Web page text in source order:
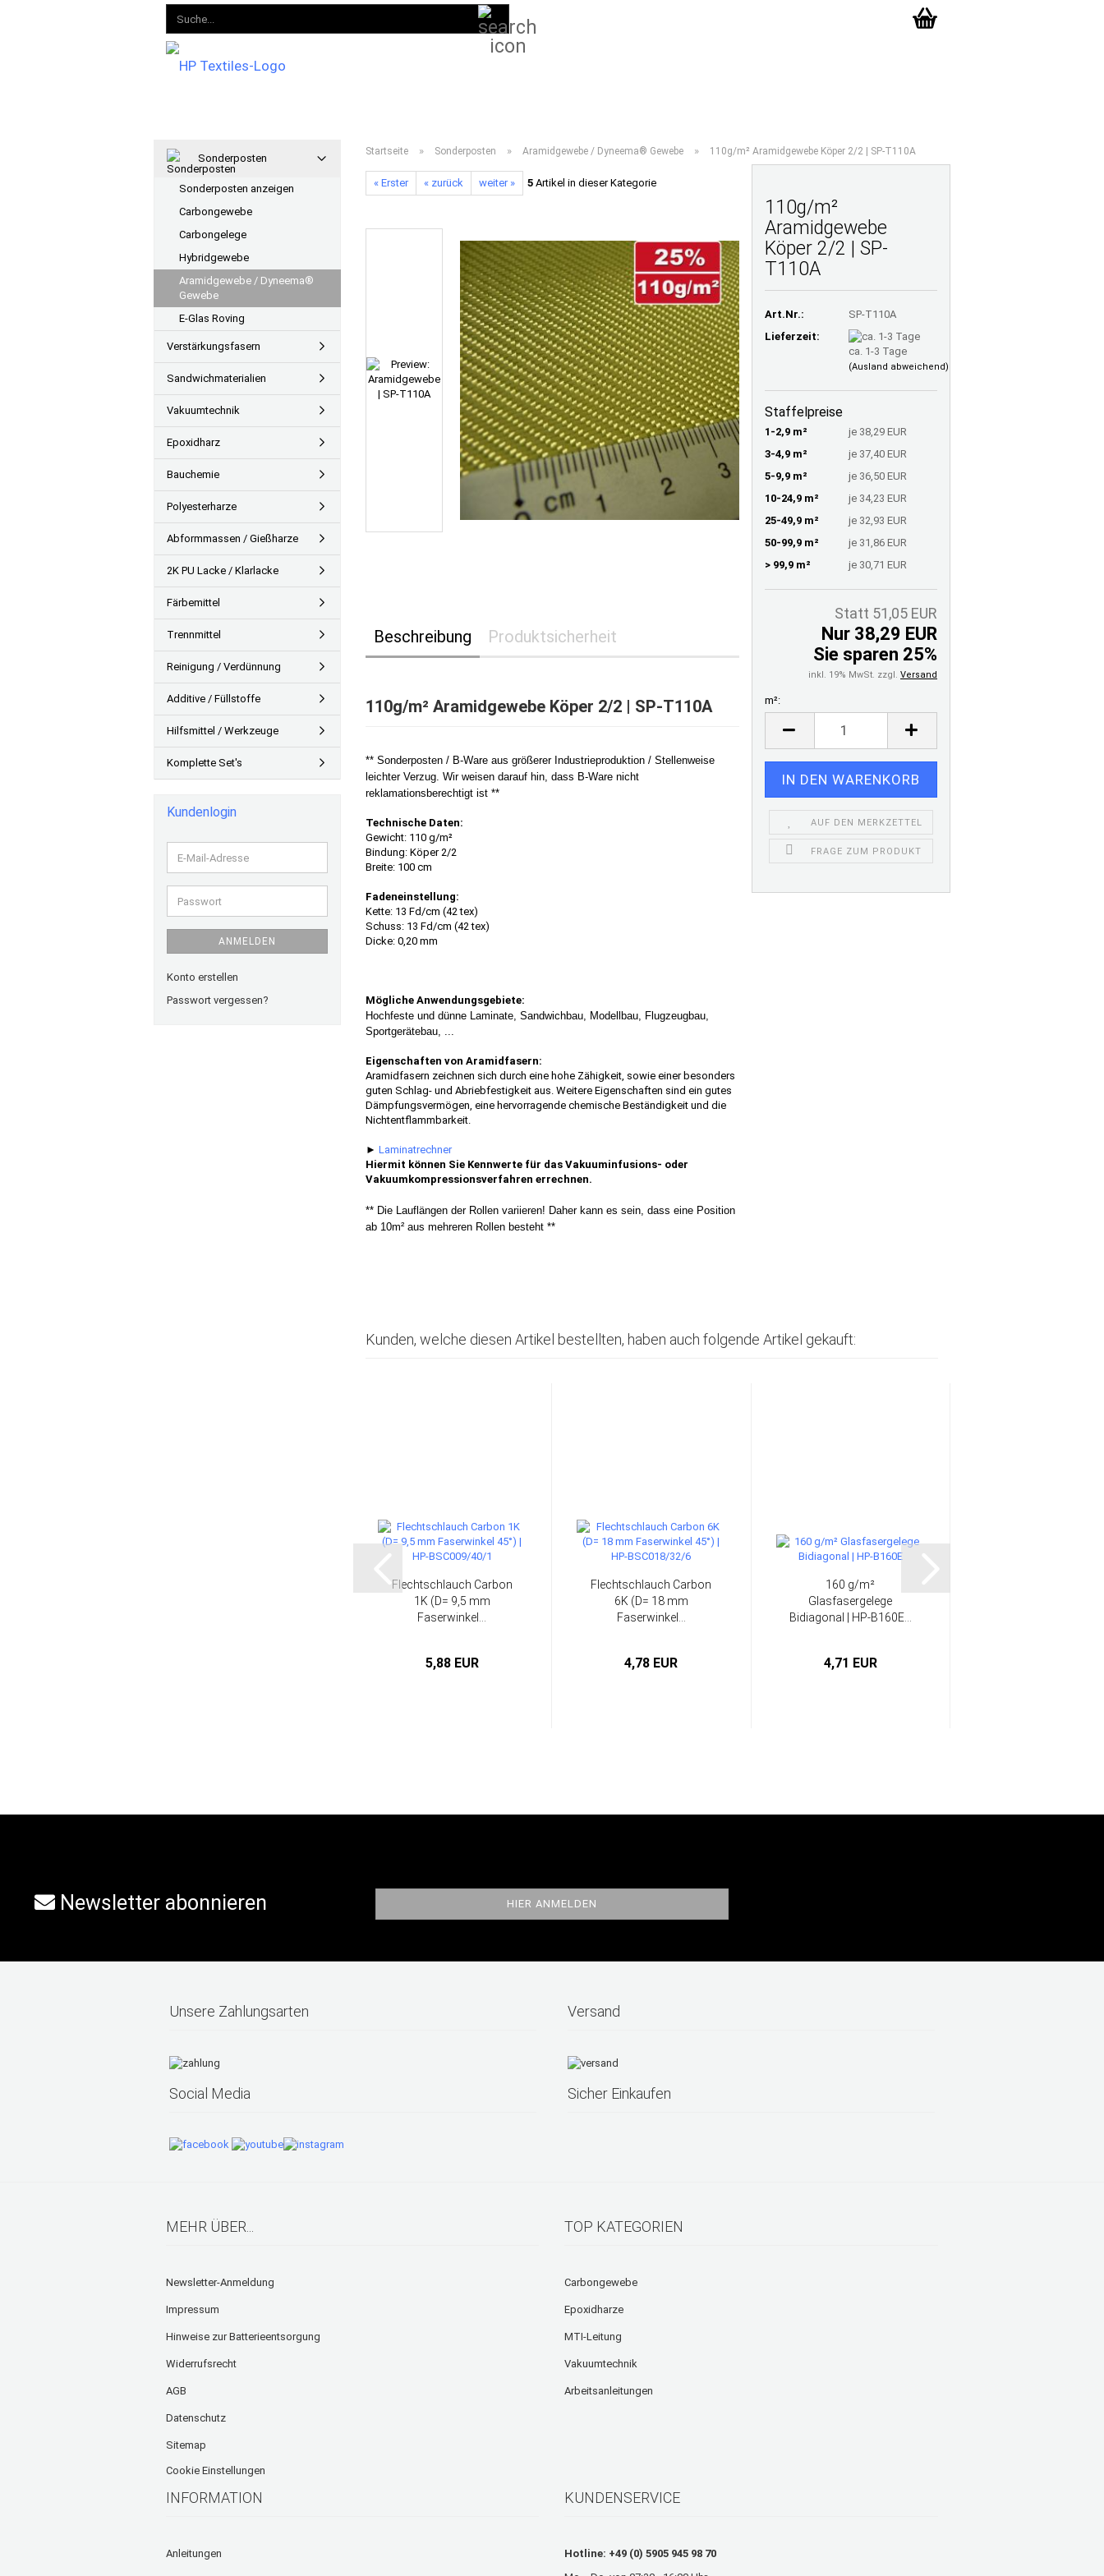
Startseite » Sonderposten » Aramidgewebe / Dyneema® Gewebe » 110g/m² Aramidgewebe Köper 2/2 | SP-T110A
« Erster « zurück weiter » 5Artikel in dieser Kategorie
110g/m²
Aramidgewebe
Köper 2/2 | SP-
T110A
Art.Nr.:
SP-T110A
Lieferzeit:
ca. 1-3 Tage
(Ausland abweichend)
Staffelpreise
1-2,9 m²
je 38,29 EUR
3-4,9 m²
je 37,40 EUR
5-9,9 m²
je 36,50 EUR
10-24,9 m²
je 34,23 EUR
25-49,9 m²
je 32,93 EUR
50-99,9 m²
je 31,86 EUR
> 99,9 m²
je 30,71 EUR
Statt 51,05 EUR
Nur 38,29 EUR
Sie sparen 25%
inkl. 19% MwSt. zzgl. Versand
m²:
AUF DEN MERKZETTEL
FRAGE ZUM PRODUKT
Beschreibung Produktsicherheit
110g/m² Aramidgewebe Köper 2/2 | SP-T110A
** Sonderposten / B-Ware aus größerer Industrieproduktion / Stellenweise
leichter Verzug. Wir weisen darauf hin, dass B-Ware nicht
reklamationsberechtigt ist **
Technische Daten:
Gewicht: 110 g/m²
Bindung: Köper 2/2
Breite: 100 cm
Fadeneinstellung:
Kette: 13 Fd/cm (42 tex)
Schuss: 13 Fd/cm (42 tex)
Dicke: 0,20 mm
Mögliche Anwendungsgebiete:
Hochfeste und dünne Laminate, Sandwichbau, Modellbau, Flugzeugbau,
Sportgerätebau, ...
Eigenschaften von Aramidfasern:
Aramidfasern zeichnen sich durch eine hohe Zähigkeit, sowie einer besonders
guten Schlag- und Abriebfestigkeit aus. Weitere Eigenschaften sind ein gutes
Dämpfungsvermögen, eine hervorragende chemische Beständigkeit und die
Nichtentflammbarkeit.
► Laminatrechner
Hiermit können Sie Kennwerte für das Vakuuminfusions- oder
Vakuumkompressionsverfahren errechnen.
** Die Lauflängen der Rollen variieren! Daher kann es sein, dass eine Position
ab 10m² aus mehreren Rollen besteht **
Kunden, welche diesen Artikel bestellten, haben auch folgende Artikel gekauft:
Flechtschlauch Carbon
1K (D= 9,5 mm
Faserwinkel...
5,88 EUR
Flechtschlauch Carbon
6K (D= 18 mm
Faserwinkel...
4,78 EUR
160 g/m²
Glasfasergelege
Bidiagonal | HP-B160E...
4,71 EUR
Sonderposten
Sonderposten anzeigen
Carbongewebe
Carbongelege
Hybridgewebe
Aramidgewebe / Dyneema®
Gewebe
E-Glas Roving
Verstärkungsfasern
Sandwichmaterialien
Vakuumtechnik
Epoxidharz
Bauchemie
Polyesterharze
Abformmassen / Gießharze
2K PU Lacke / Klarlacke
Färbemittel
Trennmittel
Reinigung / Verdünnung
Additive / Füllstoffe
Hilfsmittel / Werkzeuge
Komplette Set's
Kundenlogin
E-
Mail-
Adresse
Passwort
ANMELDEN
Konto erstellen
Passwort vergessen?
Newsletter abonnieren
Unsere Zahlungsarten Versand
Social Media Sicher Einkaufen
MEHR ÜBER...
Newsletter-Anmeldung
Impressum
Hinweise zur Batterieentsorgung
Widerrufsrecht
AGB
Datenschutz
Sitemap
Cookie Einstellungen
TOP KATEGORIEN
Carbongewebe
Epoxidharze
MTI-Leitung
Vakuumtechnik
Arbeitsanleitungen
INFORMATION
Anleitungen
KUNDENSERVICE
Hotline: +49 (0) 5905 945 98 70